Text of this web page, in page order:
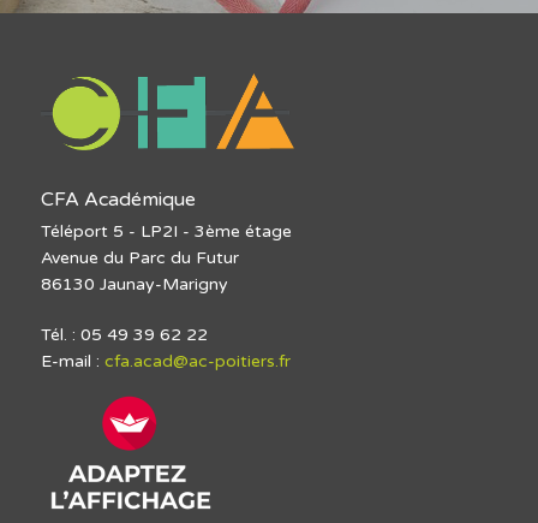
CFA Académique
Téléport 5 - LP2I - 3ème étage
Avenue du Parc du Futur
86130 Jaunay-Marigny
Tél. : 05 49 39 62 22
E-mail : cfa.acad@ac-poitiers.fr